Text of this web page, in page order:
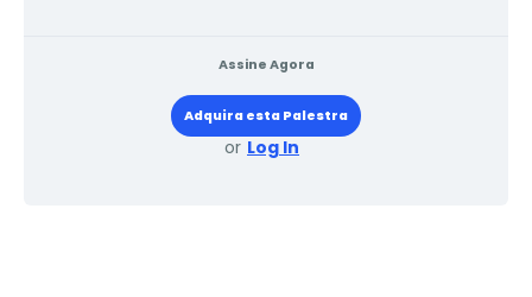
Assine Agora
Adquira esta Palestra
or Log In